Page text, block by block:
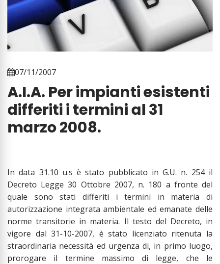
07/11/2007
A.I.A. Per impianti esistenti
differiti i termini al 31
marzo 2008.
In data 31.10 u.s è stato pubblicato in G.U. n. 254 il
Decreto Legge 30 Ottobre 2007, n. 180 a fronte del
quale sono stati differiti i termini in materia di
autorizzazione integrata ambientale ed emanate delle
norme transitorie in materia. Il testo del Decreto, in
vigore dal 31-10-2007, è stato licenziato ritenuta la
straordinaria necessità ed urgenza di, in primo luogo,
prorogare il termine massimo di legge, che le